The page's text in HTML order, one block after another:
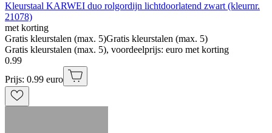
Kleurstaal KARWEI duo rolgordijn lichtdoorlatend zwart (kleurnr.
21078)
met korting
Gratis kleurstalen (max. 5)Gratis kleurstalen (max. 5)
Gratis kleurstalen (max. 5), voordeelprijs: euro met korting
0.99
Prijs: 0.99 euro